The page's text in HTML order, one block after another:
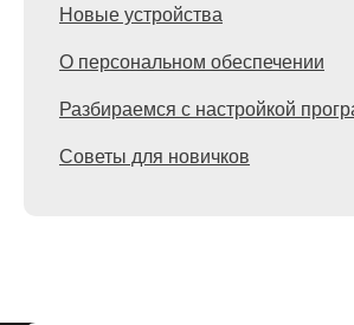
Новые устройства
О персональном обеспечении
Разбираемся с настройкой
Советы для новичков